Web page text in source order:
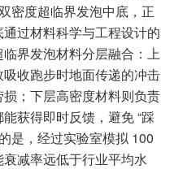
密度超临界发泡中底，正
过材料科学与工程设计的
界发泡材料分层融合：上
收跑步时地面传递的冲击
；下层高密度材料则负责
获得即时反馈，避免 “踩
是，经过实验室模拟 100
减率远低于行业平均水